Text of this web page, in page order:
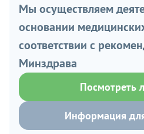
Мы осуществляем
основании
соответствии с
Минздрава
Посмотреть
Информация